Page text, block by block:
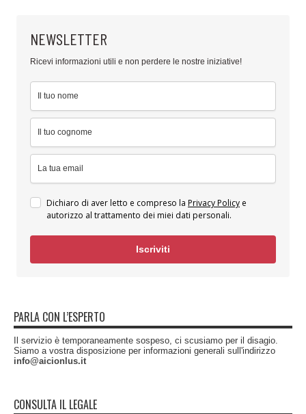
NEWSLETTER
Ricevi informazioni utili e non perdere le nostre iniziative!
Dichiaro di aver letto e compreso la Privacy Policy e
autorizzo al trattamento dei miei dati personali.
Iscriviti
PARLA CON L’ESPERTO
Il servizio è temporaneamente sospeso, ci scusiamo per il disagio.
Siamo a vostra disposizione per informazioni generali sull'indirizzo
info@aicionlus.it
CONSULTA IL LEGALE